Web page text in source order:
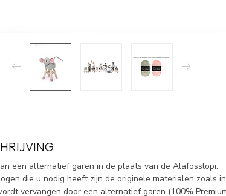
een alternatief garen in de plaats van de Alafosslopi.
die u nodig heeft zijn de originele materialen zoals
vervangen door een alternatief garen (100%